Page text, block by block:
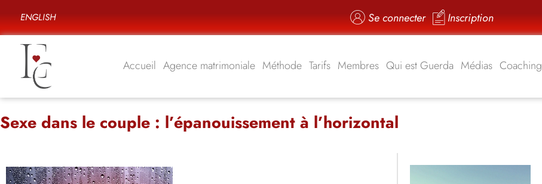
ENGLISH Se connecter Inscription
Accueil Agence matrimoniale Méthode Tarifs Membres Qui est Guerda Médias Coaching
Sexe dans le couple : l’épanouissement à l’horizontal